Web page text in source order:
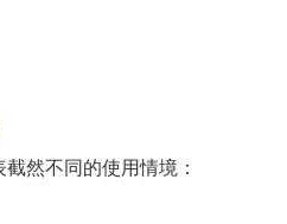
然不同的使用情境：